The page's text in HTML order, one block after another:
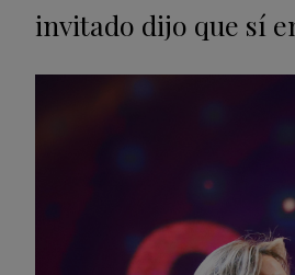
invitado dijo que sí